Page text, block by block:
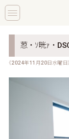
toggle
navigation
荵・ｿ晄ｧ・
《2024年11月20日水曜日